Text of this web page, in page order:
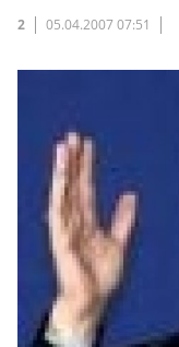
2 05.04.2007 07:51